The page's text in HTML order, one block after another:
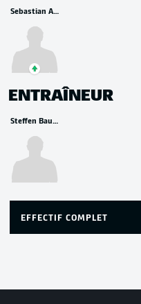
Sebastian Andersson
ENTRAÎNEUR
Steffen Baumgart
EFFECTIF COMPLET